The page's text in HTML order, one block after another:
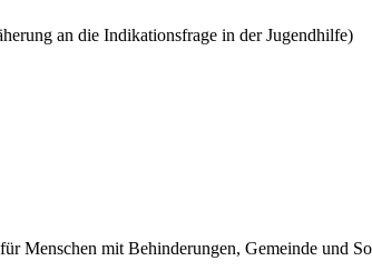
an die Indikationsfrage in der Jugendhilfe)
Menschen mit Behinderungen, Gemeinde und